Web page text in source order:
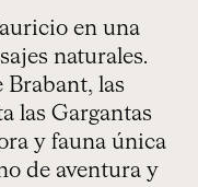
en una
naturales.
Brabant, las
las Gargantas
y fauna única
de aventura y